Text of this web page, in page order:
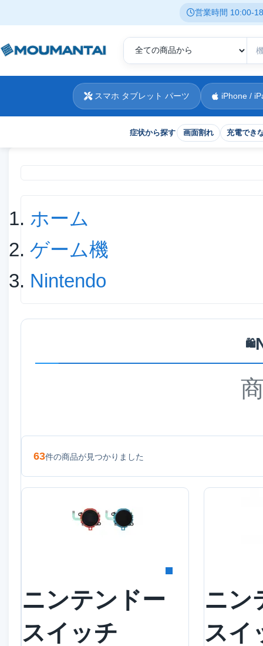
営業時間 10:00-
症状から探す 画面割れ 充電でき
スマホ タブレット パーツ iPhone /
現在位置
ホーム
ゲーム機
Nintendo
🛍️
63件の商品が見つかりました
ニンテンドー
スイッチ
ニン
スイ